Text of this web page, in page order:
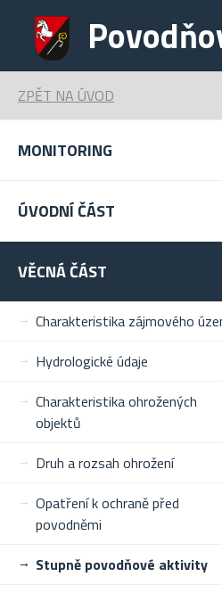
ZPĚT NA ÚVOD
MONITORING
ÚVODNÍ ČÁST
VĚCNÁ ČÁST
Charakteristika zájmového
Hydrologické údaje
Charakteristika ohrožených
objektů
Druh a rozsah ohrožení
Opatření k ochraně před
povodněmi
Stupně povodňové aktivity